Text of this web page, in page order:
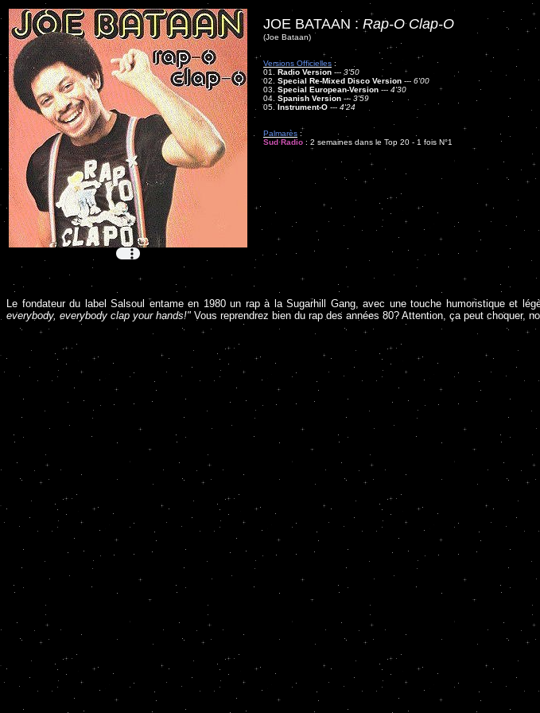
JOE BATAAN : Rap-O Clap-O
(Joe Bataan)
Versions Officielles :
01. Radio Version --- 3'50
02. Special Re-Mixed Disco Version --- 6'00
03.Special European-Version --- 4'30
04. Spanish Version --- 3'59
05.Instrument-O --- 4'24
Palmarès :
Sud Radio : 2 semaines dans le Top 20 - 1 fois N°1
Le fondateur du label Salsoul entame en 1980 un rap à la Sugarhill Gang, avec une touche humoristique et
everybody, everybody clap your hands!" Vous reprendrez bien du rap des années 80? Attention, ça peut choquer,